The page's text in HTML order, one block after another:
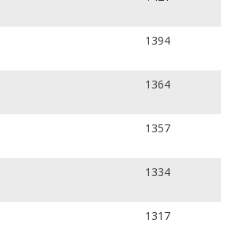
1394
1364
1357
1334
1317